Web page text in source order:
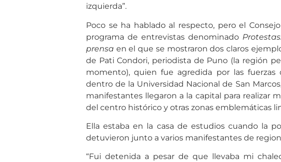
izquierda”.
Poco se ha hablado al respecto, pero el
programa de entrevistas denominado
prensa en el que se mostraron dos claros
de Pati Condori, periodista de Puno (la región
momento), quien fue agredida por las fuerzas
dentro de la Universidad Nacional de San
manifestantes llegaron a la capital para realizar
del centro histórico y otras zonas emblemáticas
Ella estaba en la casa de estudios cuando la
detuvieron junto a varios manifestantes de
“Fui detenida a pesar de que llevaba mi